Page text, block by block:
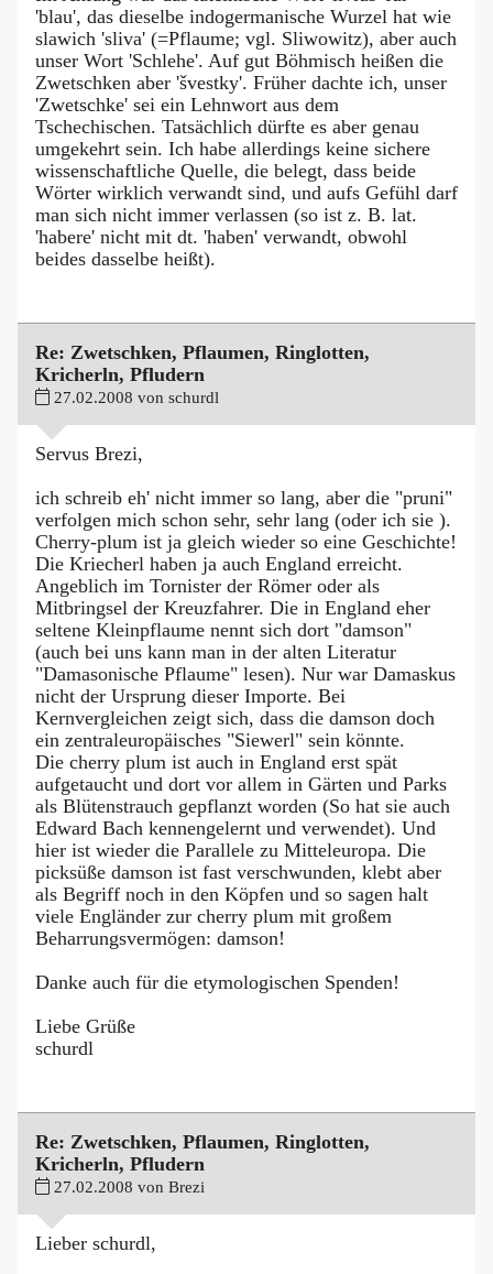
'blau', das dieselbe indogermanische Wurzel hat wie
slawich 'sliva' (=Pflaume; vgl. Sliwowitz), aber auch
unser Wort 'Schlehe'. Auf gut Böhmisch heißen die
Zwetschken aber 'švestky'. Früher dachte ich, unser
'Zwetschke' sei ein Lehnwort aus dem
Tschechischen. Tatsächlich dürfte es aber genau
umgekehrt sein. Ich habe allerdings keine sichere
wissenschaftliche Quelle, die belegt, dass beide
Wörter wirklich verwandt sind, und aufs Gefühl darf
man sich nicht immer verlassen (so ist z. B. lat.
'habere' nicht mit dt. 'haben' verwandt, obwohl
beides dasselbe heißt).
Re: Zwetschken, Pflaumen, Ringlotten,
Kricherln, Pfludern
27.02.2008 von schurdl
Servus Brezi,
ich schreib eh' nicht immer so lang, aber die "pruni"
verfolgen mich schon sehr, sehr lang (oder ich sie ).
Cherry-plum ist ja gleich wieder so eine Geschichte!
Die Kriecherl haben ja auch England erreicht.
Angeblich im Tornister der Römer oder als
Mitbringsel der Kreuzfahrer. Die in England eher
seltene Kleinpflaume nennt sich dort "damson"
(auch bei uns kann man in der alten Literatur
"Damasonische Pflaume" lesen). Nur war Damaskus
nicht der Ursprung dieser Importe. Bei
Kernvergleichen zeigt sich, dass die damson doch
ein zentraleuropäisches "Siewerl" sein könnte.
Die cherry plum ist auch in England erst spät
aufgetaucht und dort vor allem in Gärten und Parks
als Blütenstrauch gepflanzt worden (So hat sie auch
Edward Bach kennengelernt und verwendet). Und
hier ist wieder die Parallele zu Mitteleuropa. Die
picksüße damson ist fast verschwunden, klebt aber
als Begriff noch in den Köpfen und so sagen halt
viele Engländer zur cherry plum mit großem
Beharrungsvermögen: damson!
Danke auch für die etymologischen Spenden!
Liebe Grüße
schurdl
Re: Zwetschken, Pflaumen, Ringlotten,
Kricherln, Pfludern
27.02.2008 von Brezi
Lieber schurdl,